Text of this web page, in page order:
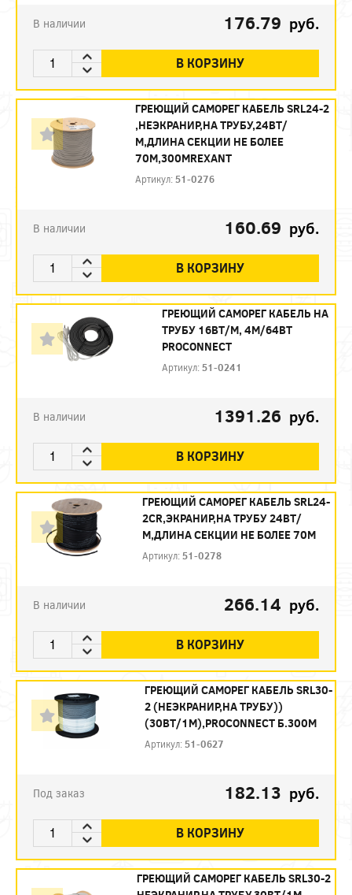
В наличии 176.79 руб.
В КОРЗИНУ
ГРЕЮЩИЙ САМОРЕГ КАБЕЛЬ SRL24-2
,НЕЭКРАНИР,НА ТРУБУ,24ВТ/
М,ДЛИНА СЕКЦИИ НЕ БОЛЕЕ
70М,300МREXANT
Артикул: 51-0276
В наличии 160.69 руб.
В КОРЗИНУ
ГРЕЮЩИЙ САМОРЕГ КАБЕЛЬ НА
ТРУБУ 16ВТ/М, 4М/64ВТ
PROCONNECT
Артикул: 51-0241
В наличии 1391.26 руб.
В КОРЗИНУ
ГРЕЮЩИЙ САМОРЕГ КАБЕЛЬ SRL24-
2CR,ЭКРАНИР,НА ТРУБУ 24ВТ/
М,ДЛИНА СЕКЦИИ НЕ БОЛЕЕ 70М
Артикул: 51-0278
В наличии 266.14 руб.
В КОРЗИНУ
ГРЕЮЩИЙ САМОРЕГ КАБЕЛЬ SRL30-
2 (НЕЭКРАНИР,НА ТРУБУ))
(30ВТ/1М),PROCONNECT Б.300М
Артикул: 51-0627
Под заказ 182.13 руб.
В КОРЗИНУ
ГРЕЮЩИЙ САМОРЕГ КАБЕЛЬ SRL30-2